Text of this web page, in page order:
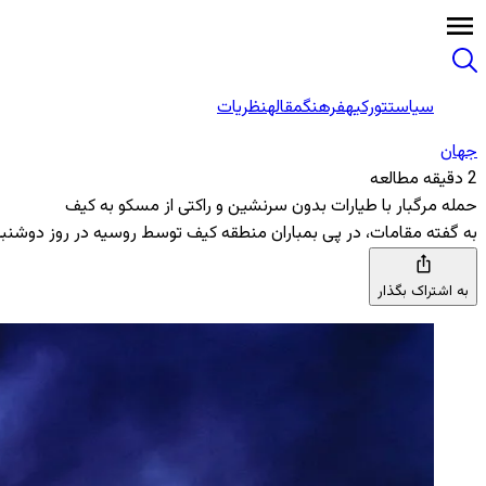
سیاستتورکیهفرهنگمقالهنظریات
جهان
2 دقیقه مطالعه
حمله مرگبار با طیارات بدون سرنشین و راکتی از مسکو به کیف
به گفته مقامات، در پی بمباران منطقه کیف توسط روسیه در روز دوشنبه، 10 تن کشته شده‌اند و انتظار می‌رود آمار تلفات
به اشتراک بگذار